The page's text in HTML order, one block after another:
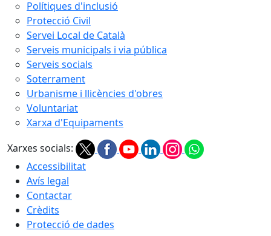
Polítiques d'inclusió
Protecció Civil
Servei Local de Català
Serveis municipals i via pública
Serveis socials
Soterrament
Urbanisme i llicències d'obres
Voluntariat
Xarxa d'Equipaments
Xarxes socials:
Accessibilitat
Avís legal
Contactar
Crèdits
Protecció de dades